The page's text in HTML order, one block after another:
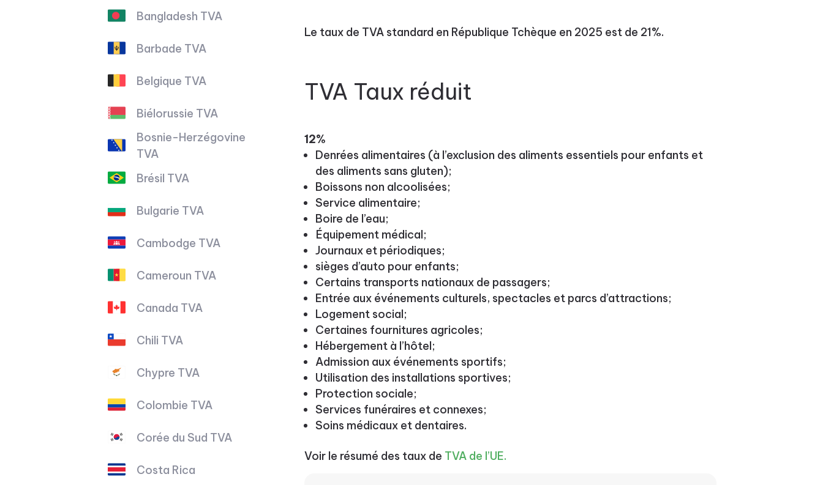
Bangladesh TVA
Barbade TVA
Belgique TVA
Biélorussie TVA
Bosnie-Herzégovine
TVA
Brésil TVA
Bulgarie TVA
Cambodge TVA
Cameroun TVA
Canada TVA
Chili TVA
Chypre TVA
Colombie TVA
Corée du Sud TVA
Costa Rica
Le taux de TVA standard en République Tchèque en 2025 est de 21%.
TVA Taux réduit
12%
Denrées alimentaires (à l’exclusion des aliments essentiels pour enfants et
des aliments sans gluten);
Boissons non alcoolisées;
Service alimentaire;
Boire de l’eau;
Équipement médical;
Journaux et périodiques;
sièges d’auto pour enfants;
Certains transports nationaux de passagers;
Entrée aux événements culturels, spectacles et parcs d’attractions;
Logement social;
Certaines fournitures agricoles;
Hébergement à l’hôtel;
Admission aux événements sportifs;
Utilisation des installations sportives;
Protection sociale;
Services funéraires et connexes;
Soins médicaux et dentaires.
Voir le résumé des taux de TVA de l’UE.